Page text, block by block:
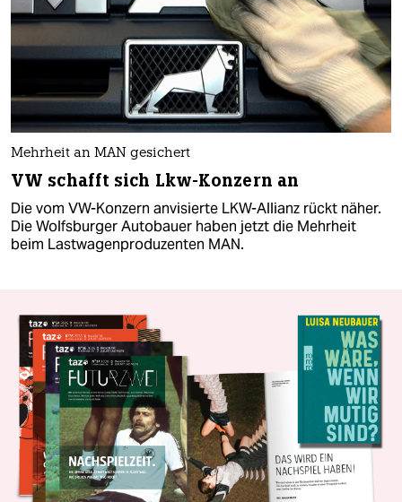
Mehrheit an MAN gesichert
VW schafft sich Lkw-Konzern an
Die vom VW-Konzern anvisierte LKW-Allianz rückt näher.
Die Wolfsburger Autobauer haben jetzt die Mehrheit
beim Lastwagenproduzenten MAN.